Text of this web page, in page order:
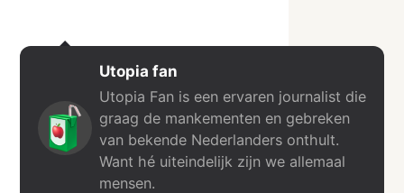
Utopia fan
Utopia Fan is een ervaren journalist die
graag de mankementen en gebreken
van bekende Nederlanders onthult.
Want hé uiteindelijk zijn we allemaal
mensen.